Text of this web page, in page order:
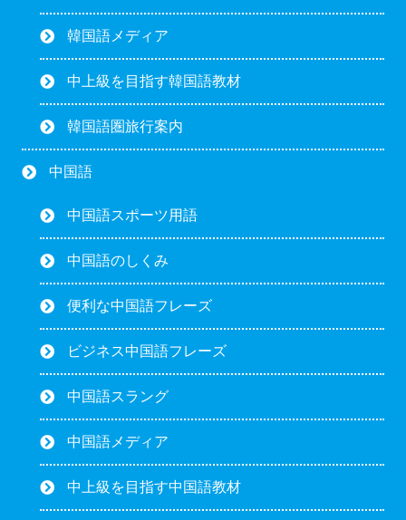
韓国語メディア
中上級を目指す韓国語教材
韓国語圏旅行案内
中国語
中国語スポーツ用語
中国語のしくみ
便利な中国語フレーズ
ビジネス中国語フレーズ
中国語スラング
中国語メディア
中上級を目指す中国語教材